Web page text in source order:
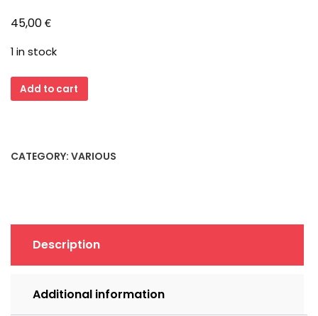
45,00€
1 in stock
ATI
XPERT
Grafikkarte
retro,
1999)
Add to cart
CATEGORY: VARIOUS
Description
Additional information